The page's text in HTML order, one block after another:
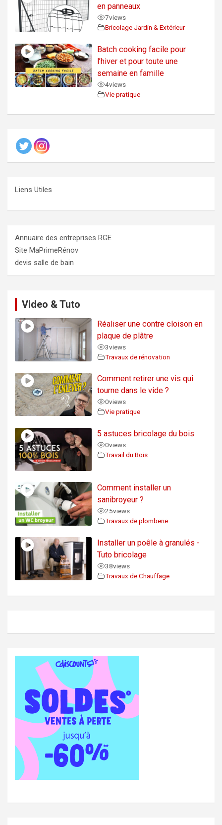
en panneaux
7views
Bricolage Jardin & Extérieur
Batch cooking facile pour
l’hiver et pour toute une
semaine en famille
4views
Vie pratique
Liens Utiles
Annuaire des entreprises RGE
Site MaPrimeRénov
devis salle de bain
Video & Tuto
Réaliser une contre cloison en
plaque de plâtre
3views
Travaux de rénovation
Comment retirer une vis qui
tourne dans le vide ?
0views
Vie pratique
5 astuces bricolage du bois
0views
Travail du Bois
Comment installer un
sanibroyeur ?
25views
Travaux de plomberie
Installer un poêle à granulés -
Tuto bricolage
38views
Travaux de Chauffage